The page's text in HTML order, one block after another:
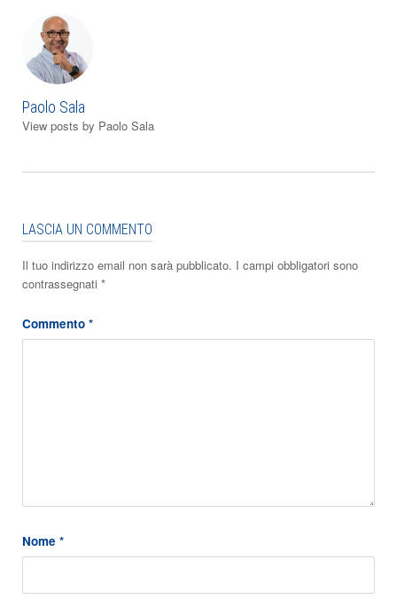
Paolo Sala
View posts by Paolo Sala
LASCIA UN COMMENTO
Il tuo indirizzo email non sarà pubblicato. I campi obbligatori sono
contrassegnati *
Commento *
Nome *